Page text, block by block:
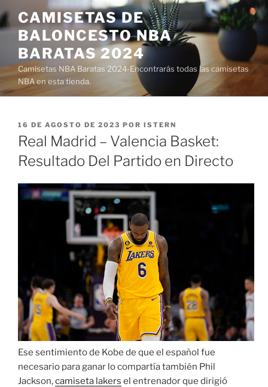
al
contenido
CAMISETAS DE
BALONCESTO NBA
BARATAS 2024
Camisetas NBA Baratas 2024-Encontrarás todas las camisetas
NBA en esta tienda.
PUBLICADO
EL
16 DE AGOSTO DE 2023 POR ISTERN
Real Madrid – Valencia Basket:
Resultado Del Partido en Directo
Ese sentimiento de Kobe de que el español fue
necesario para ganar lo compartía también Phil
Jackson,camiseta lakers el entrenador que dirigió